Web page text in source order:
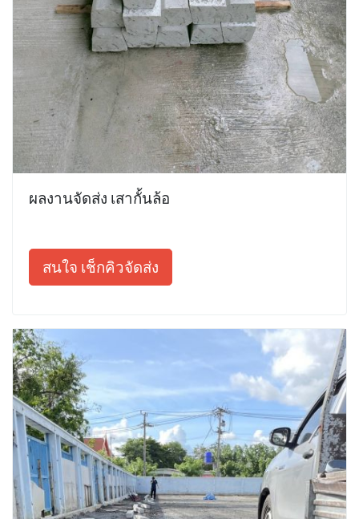
ผลงานจัดส่ง เสากั้นล้อ
สนใจ เช็กคิวจัดส่ง